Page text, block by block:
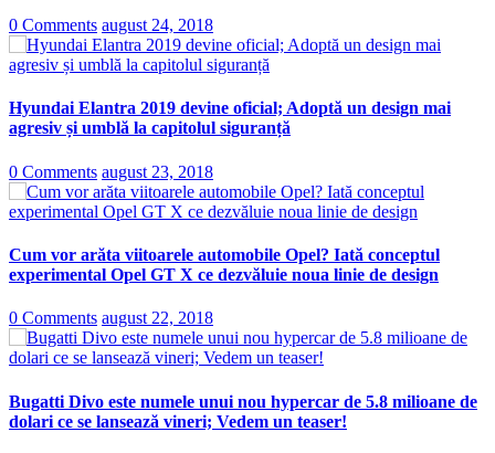
0 Comments august 24, 2018
Hyundai Elantra 2019 devine oficial; Adoptă un design mai
agresiv și umblă la capitolul siguranță
0 Comments august 23, 2018
Cum vor arăta viitoarele automobile Opel? Iată conceptul
experimental Opel GT X ce dezvăluie noua linie de design
0 Comments august 22, 2018
Bugatti Divo este numele unui nou hypercar de 5.8 milioane de
dolari ce se lansează vineri; Vedem un teaser!